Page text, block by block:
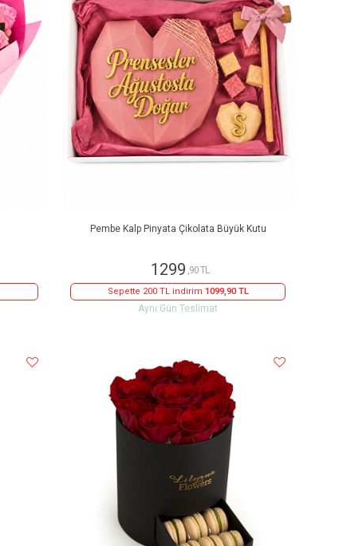
Pembe Kalp Pinyata Çikolata Büyük Kutu
1299 ,90 TL
Sepette 200 TL indirim 1099,90 TL
Aynı Gün Teslimat